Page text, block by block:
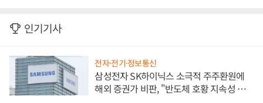
인기기사
전자·전기·정보통신
삼성전자 SK하이닉스 소극적 주주환원에
해외 증권가 비판, "반도체 호황 지속성 의